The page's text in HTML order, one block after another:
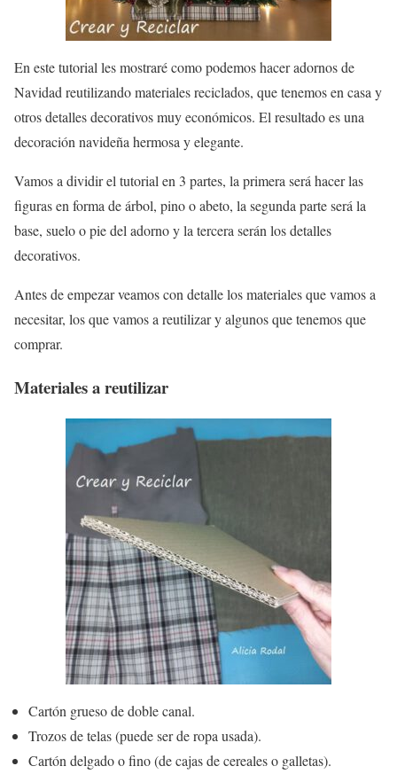
En este tutorial les mostraré como podemos hacer adornos de
Navidad reutilizando materiales reciclados, que tenemos en casa y
otros detalles decorativos muy económicos. El resultado es una
decoración navideña hermosa y elegante.
Vamos a dividir el tutorial en 3 partes, la primera será hacer las
figuras en forma de árbol, pino o abeto, la segunda parte será la
base, suelo o pie del adorno y la tercera serán los detalles
decorativos.
Antes de empezar veamos con detalle los materiales que vamos a
necesitar, los que vamos a reutilizar y algunos que tenemos que
comprar.
Materiales a reutilizar
Cartón grueso de doble canal.
Trozos de telas (puede ser de ropa usada).
Cartón delgado o fino (de cajas de cereales o galletas).